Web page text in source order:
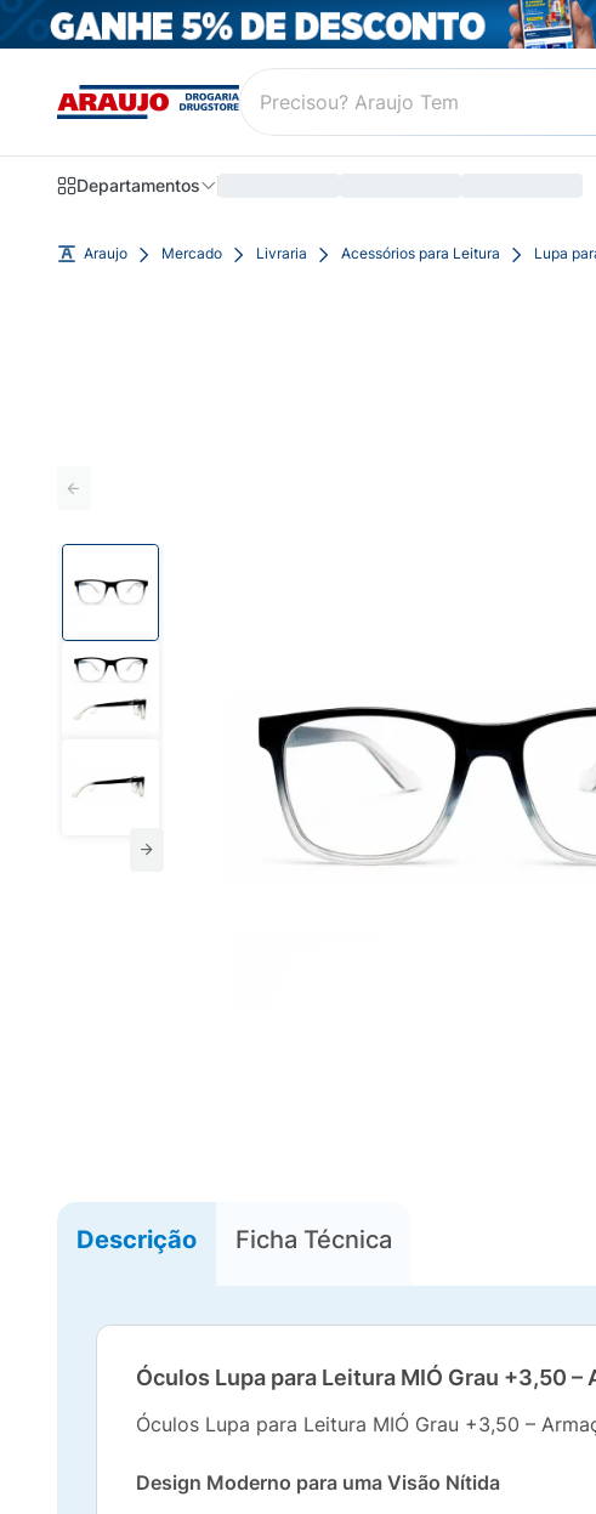
Departamentos
Araujo Mercado Livraria Acessórios para Leitura Lupa
Descrição Ficha Técnica
Óculos Lupa para Leitura MIÓ Grau +3,50
Óculos Lupa para Leitura MIÓ Grau +3,50 –
Design Moderno para uma Visão Nítida